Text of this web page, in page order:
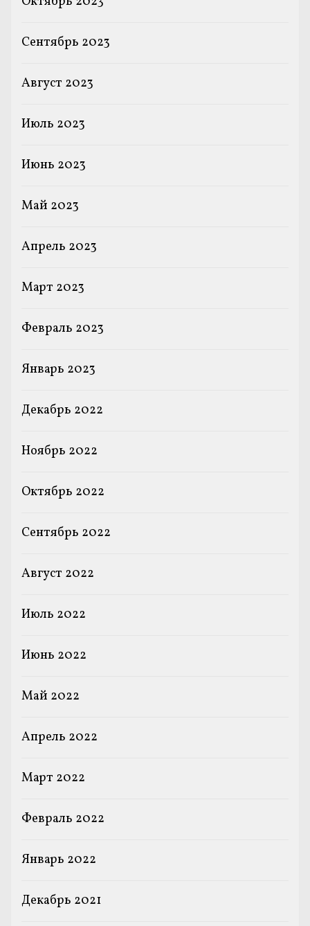
Сентябрь 2023
Август 2023
Июль 2023
Июнь 2023
Май 2023
Апрель 2023
Март 2023
Февраль 2023
Январь 2023
Декабрь 2022
Ноябрь 2022
Октябрь 2022
Сентябрь 2022
Август 2022
Июль 2022
Июнь 2022
Май 2022
Апрель 2022
Март 2022
Февраль 2022
Январь 2022
Декабрь 2021